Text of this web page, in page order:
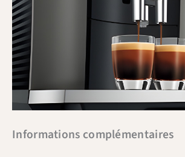
Informations complémentaires